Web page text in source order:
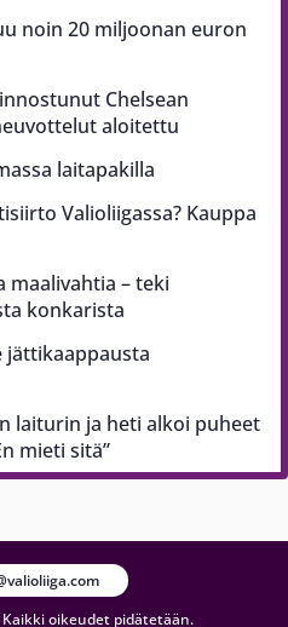
noin 20 miljoonan euron
Chelsean
aloitettu
laitapakilla
Valioliigassa? Kauppa
maalivahtia – teki
konkarista
jättikaappausta
laiturin ja heti alkoi puheet
mieti sitä”
oikeudet pidätetään.